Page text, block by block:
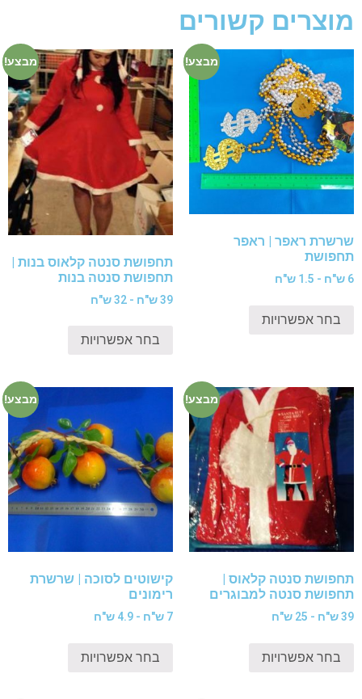
מוצרים קשורים
מבצע!
שרשרת ראפר | ראפר
תחפושת
6 ש"ח - 1.5 ש"ח
בחר אפשרויות
מבצע!
תחפושת סנטה קלאוס בנות |
תחפושת סנטה בנות
39 ש"ח - 32 ש"ח
בחר אפשרויות
מבצע!
תחפושת סנטה קלאוס |
תחפושת סנטה למבוגרים
39 ש"ח - 25 ש"ח
בחר אפשרויות
מבצע!
קישוטים לסוכה | שרשרת
רימונים
7 ש"ח - 4.9 ש"ח
בחר אפשרויות